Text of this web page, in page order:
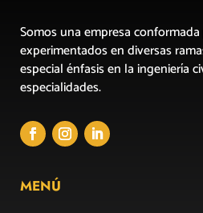
Somos una empresa
experimentados en diversas
especial énfasis en la ingeniería
especialidades.
MENÚ